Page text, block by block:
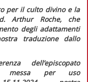
per il culto divino e la
Arthur Roche, che
degli adattamenti
traduzione dallo
dell’episcopato
messa per uso